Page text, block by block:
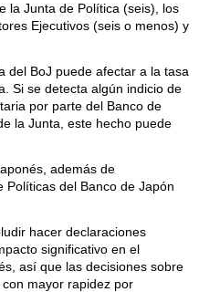
la Junta de Política (seis), los
Ejecutivos (seis o menos) y
del BoJ puede afectar a la tasa
Si se detecta algún indicio de
por parte del Banco de
la Junta, este hecho puede
además de
Políticas del Banco de Japón
hacer declaraciones
significativo en el
así que las decisiones sobre
mayor rapidez por